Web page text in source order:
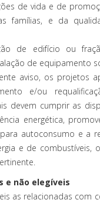
de vida e de
famílias, e da
de edifício ou
de equipamento
aviso, os projetos
e/ou
devem cumprir as
energética,
para autoconsumo e a
e de combustíveis,
e não elegíveis
as relacionadas com